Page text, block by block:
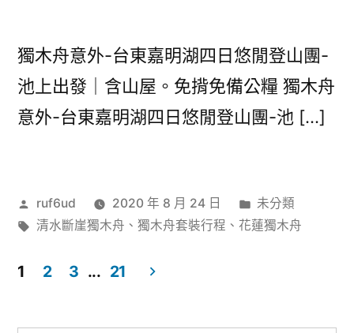
獨木舟意外-台東嘉明湖四日悠閒登山團-
池上出發｜含山屋。免揹免備公糧 獨木舟
意外-台東嘉明湖四日悠閒登山團-池 […]
作
者:
ruf6ud 2020 年 8 月 24 日
分
類:
未分類
標
清水斷崖獨木舟 、 獨木舟套裝行程 、 花蓮獨木舟
1 2 3 ... 21